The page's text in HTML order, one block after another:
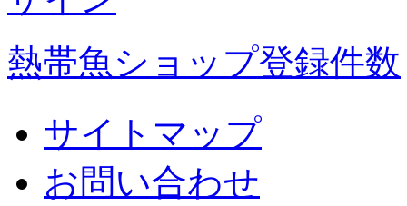
熱帯魚ショップ登録件数
サイトマップ
お問い合わせ